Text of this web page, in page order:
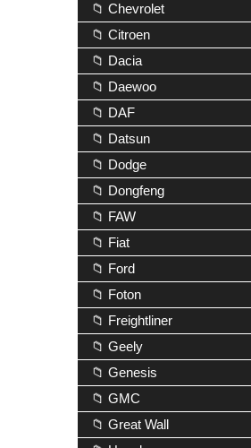
📁 Chevrolet
📁 Citroen
📁 Dacia
📁 Daewoo
📁 DAF
📁 Datsun
📁 Dodge
📁 Dongfeng
📁 FAW
📁 Fiat
📁 Ford
📁 Foton
📁 Freightliner
📁 Geely
📁 Genesis
📁 GMC
📁 Great Wall